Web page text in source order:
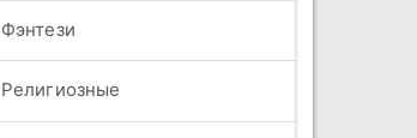
Фэнтези
Религиозные